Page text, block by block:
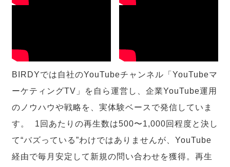
BIRDYでは自社のYouTubeチャンネル「YouTubeマ
ーケティングTV」を自ら運営し、企業YouTube運用
のノウハウや戦略を、実体験ベースで発信していま
す。 1回あたりの再生数は500〜1,000回程度と決し
て“バズっている”わけではありませんが、YouTube
経由で毎月安定して新規の問い合わせを獲得。再生